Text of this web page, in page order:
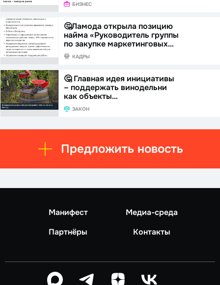
БИЗНЕС
🤔Ламода открыла позицию
найма «Руководитель группы
по закупке маркетинговых…
КАДРЫ
🤔 Главная идея инициативы
– поддержать винодельни
как объекты…
ЗАКОН
Предложить новость
Манифест
Медиа-среда
Партнёры
Контакты